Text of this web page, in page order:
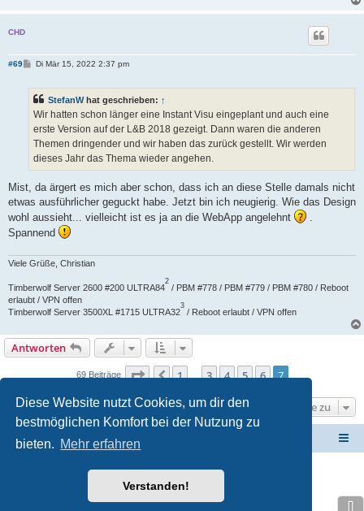
Diese Website nutzt Cookies, um dir den
bestmöglichen Komfort bei der Nutzung zu
bieten. Mehr erfahren
Verstanden!
CHD
#69
B
r
a
Di Mär 15, 2022 2:37 pm
StefanWhat geschrieben: ↑
Wir hatten schon länger eine Instant Visu eingeplant und auch eine
erste Version auf der L&B 2018 gezeigt. Dann waren die anderen
Themen dringender und wir haben das zurück gestellt. Wir werden
dieses Jahr das Thema wieder angehen.
Mist, da ärgert es mich aber schon, dass ich an diese Stelle damals nicht
etwas ausführlicher geguckt habe. Jetzt bin ich neugierig. Wie das Design
wohl aussieht... vielleicht ist es ja an die WebApp angelehnt
.
Spannend
Viele Grüße, Christian
Timberwolf Server 2600 #200 ULTRA84
2
/ PBM #778 / PBM #779 / PBM #780 / Reboot
erlaubt / VPN offen
Timberwolf Server 3500XL #1715 ULTRA32
3
/ Reboot erlaubt / VPN offen
Antworten
69 Beiträge Seite7von7
Vorherige
1 3 4 5 6 7
Gehe zu
ElabNET Technik Forum
Powered byphpBB® Forum Software © phpBB Limited
phpBB.de